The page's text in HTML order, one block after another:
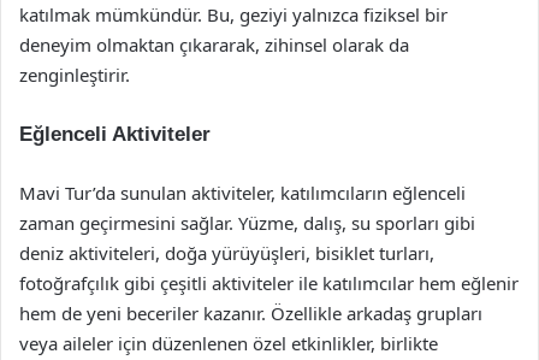
katılmak mümkündür. Bu, geziyi yalnızca fiziksel bir
deneyim olmaktan çıkararak, zihinsel olarak da
zenginleştirir.
Eğlenceli Aktiviteler
Mavi Tur’da sunulan aktiviteler, katılımcıların eğlenceli
zaman geçirmesini sağlar. Yüzme, dalış, su sporları gibi
deniz aktiviteleri, doğa yürüyüşleri, bisiklet turları,
fotoğrafçılık gibi çeşitli aktiviteler ile katılımcılar hem eğlenir
hem de yeni beceriler kazanır. Özellikle arkadaş grupları
veya aileler için düzenlenen özel etkinlikler, birlikte